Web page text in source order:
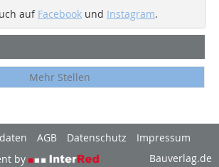
auf Facebook und Instagram.
Mehr Stellen
AGB Datenschutz
Impressum
by
Bauverlag.de